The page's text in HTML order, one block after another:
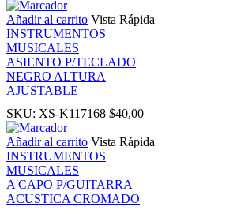
satın al
Añadir al carrito Vista Rápida
INSTRUMENTOS
MUSICALES
ASIENTO P/TECLADO
NEGRO ALTURA
AJUSTABLE
SKU: XS-K117168 $40,00
Añadir al carrito Vista Rápida
INSTRUMENTOS
MUSICALES
A CAPO P/GUITARRA
ACUSTICA CROMADO